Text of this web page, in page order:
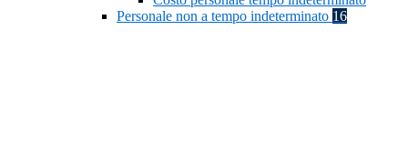
Personale non a tempo indeterminato 16